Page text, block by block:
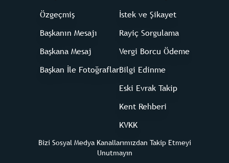
Özgeçmiş
Başkanın Mesajı
Başkana Mesaj
Başkan İle Fotoğraflar
İstek ve Şikayet
Rayiç Sorgulama
Vergi Borcu Ödeme
Bilgi Edinme
Eski Evrak Takip
Kent Rehberi
KVKK
Bizi Sosyal Medya Kanallarımızdan Takip Etmeyi
Unutmayın